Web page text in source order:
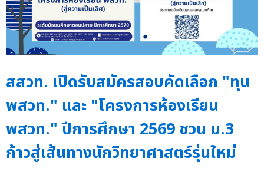
สสวท. เปิดรับสมัครสอบคัดเลือก "ทุน
พสวท." และ "โครงการห้องเรียน
พสวท." ปีการศึกษา 2569 ชวน ม.3
ก้าวสู่เส้นทางนักวิทยาศาสตร์รุ่นใหม่